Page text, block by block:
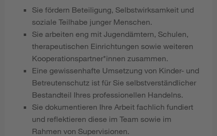
Sie fördern Beteiligung, Selbstwirksamkeit und
soziale Teilhabe junger Menschen.
Sie arbeiten eng mit Jugendämtern, Schulen,
therapeutischen Einrichtungen sowie weiteren
Kooperationspartner*innen zusammen.
Eine gewissenhafte Umsetzung von Kinder- und
Betreutenschutz ist für Sie selbstverständlicher
Bestandteil Ihres professionellen Handelns.
Sie dokumentieren Ihre Arbeit fachlich fundiert
und reflektieren diese im Team sowie im
Rahmen von Supervisionen.